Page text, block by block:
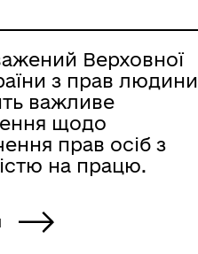
Верховної
з прав людини
важливе
щодо
прав осіб з
на працю.